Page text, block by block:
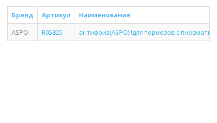
Бренд Артикул
Наименование
ASPO
R05825 антифриз(ASPO) !для тормозов с